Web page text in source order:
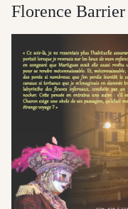
Florence Barrier